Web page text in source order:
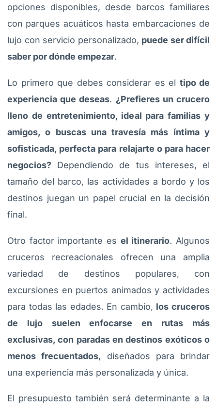
opciones disponibles, desde barcos familiares
con parques acuáticos hasta embarcaciones de
lujo con servicio personalizado, puede ser difícil
saber por dónde empezar.
Lo primero que debes considerar es el tipo de
experiencia que deseas. ¿Prefieres un crucero
lleno de entretenimiento, ideal para familias y
amigos, o buscas una travesía más íntima y
sofisticada, perfecta para relajarte o para hacer
negocios? Dependiendo de tus intereses, el
tamaño del barco, las actividades a bordo y los
destinos juegan un papel crucial en la decisión
final.
Otro factor importante es el itinerario. Algunos
cruceros recreacionales ofrecen una amplia
variedad de destinos populares, con
excursiones en puertos animados y actividades
para todas las edades. En cambio, los cruceros
de lujo suelen enfocarse en rutas más
exclusivas, con paradas en destinos exóticos o
menos frecuentados, diseñados para brindar
una experiencia más personalizada y única.
El presupuesto también será determinante a la